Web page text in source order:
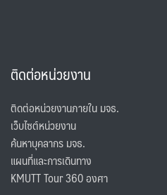
ติดต่อหน่วยงาน
ติดต่อหน่วยงานภายใน มจธ.
เว็บไซต์หน่วยงาน
ค้นหาบุคลากร มจธ.
แผนที่และการเดินทาง
KMUTT Tour 360 องศา